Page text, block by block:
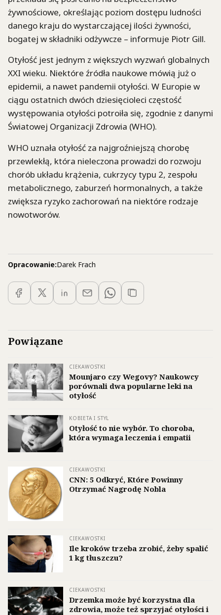
żywnościowe, określając poziom dostępu ludności
danego kraju do wystarczającej ilości żywności,
bogatej w składniki odżywcze – informuje Piotr Gill.
Otyłość jest jednym z większych wyzwań globalnych
XXI wieku. Niektóre źródła naukowe mówią już o
epidemii, a nawet pandemii otyłości. W Europie w
ciągu ostatnich dwóch dziesięcioleci częstość
występowania otyłości potroiła się, zgodnie z danymi
Światowej Organizacji Zdrowia (WHO).
WHO uznała otyłość za najgroźniejszą chorobę
przewlekłą, która nieleczona prowadzi do rozwoju
chorób układu krążenia, cukrzycy typu 2, zespołu
metabolicznego, zaburzeń hormonalnych, a także
zwiększa ryzyko zachorowań na niektóre rodzaje
nowotworów.
Opracowanie:Darek Frach
Powiązane
CIEKAWOSTKI
Mounjaro czy Wegovy? Naukowcy
porównali dwa popularne leki na
otyłość
KOBIETA I STYL
Otyłość to nie wybór. To choroba,
która wymaga leczenia i empatii
CIEKAWOSTKI
CNN: 5 Odkryć, Które Powinny
Otrzymać Nagrodę Nobla
CIEKAWOSTKI
Ile kroków trzeba zrobić, żeby spalić
1 kg tłuszczu?
CIEKAWOSTKI
Drzemka może być korzystna dla
zdrowia, może też sprzyjać otyłości i